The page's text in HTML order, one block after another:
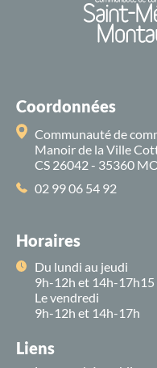
Coordonnées
Communauté de
Manoir de la Ville
CS 26042 - 35360
02 99 06 54 92
Horaires
Du lundi au jeudi
9h-12h et 14h-17h15
Le vendredi
9h-12h et 14h-17h
Liens